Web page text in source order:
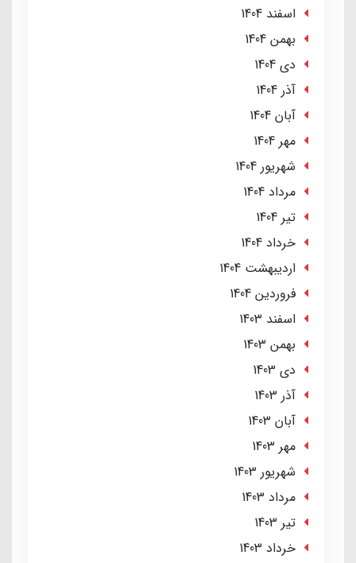
اسفند 1404
بهمن 1404
دی 1404
آذر 1404
آبان 1404
مهر 1404
شهریور 1404
مرداد 1404
تير 1404
خرداد 1404
ارديبهشت 1404
فروردین 1404
اسفند 1403
بهمن 1403
دی 1403
آذر 1403
آبان 1403
مهر 1403
شهریور 1403
مرداد 1403
تير 1403
خرداد 1403